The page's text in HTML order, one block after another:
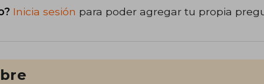
Inicia sesión para poder agregar tu propia